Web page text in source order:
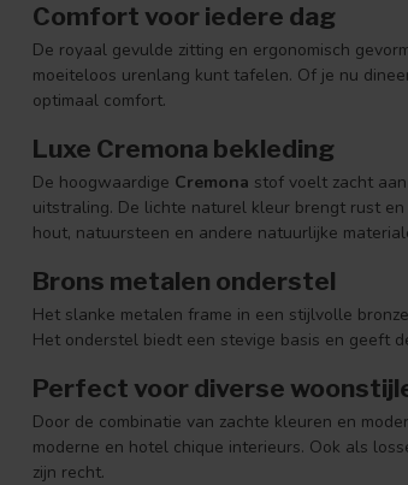
Comfort voor iedere dag
De royaal gevulde zitting en ergonomisch
moeiteloos urenlang kunt tafelen. Of je nu
optimaal comfort.
Luxe Cremona bekleding
De hoogwaardige Cremona stof voelt zacht
uitstraling. De lichte naturel kleur brengt rust
hout, natuursteen en andere natuurlijke
Brons metalen onderstel
Het slanke metalen frame in een stijlvolle
Het onderstel biedt een stevige basis en geeft
Perfect voor diverse
Door de combinatie van zachte kleuren en
moderne en hotel chique interieurs. Ook als
zijn recht.